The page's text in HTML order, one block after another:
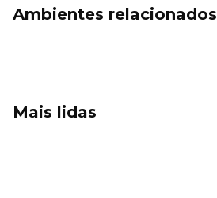
Ambientes relacionados
Mais lidas